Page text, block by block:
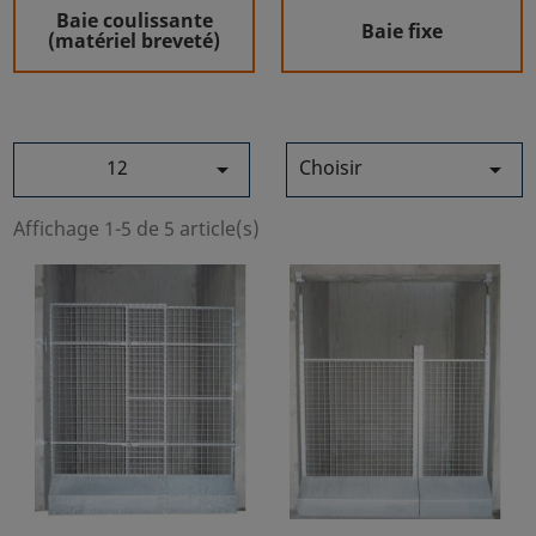
Baie coulissante
(matériel breveté) Baie fixe
12  Choisir 
Affichage 1-5 de 5 article(s)